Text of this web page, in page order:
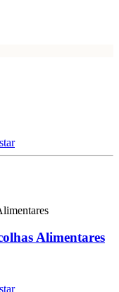
Alimentares